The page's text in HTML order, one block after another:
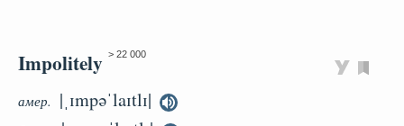
Impolitely > 22 000
амер. |ˌɪmpəˈlaɪtlɪ|